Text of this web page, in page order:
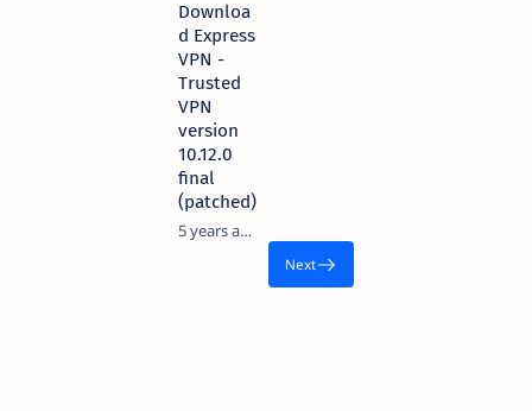
Downloa
d Express
VPN -
Trusted
VPN
version
10.12.0
final
(patched)
5 years ago